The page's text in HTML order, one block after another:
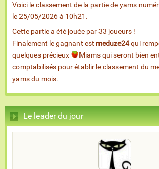
Voici le classement de la partie de yams
le 25/05/2026 à 10h21.
Cette partie a été jouée par 33 joueurs !
Finalement le gagnant est meduze24qui
quelques précieux
Miams qui seront bien
comptabilisés pour établir le classement du
yams du mois.
Le leader du jour